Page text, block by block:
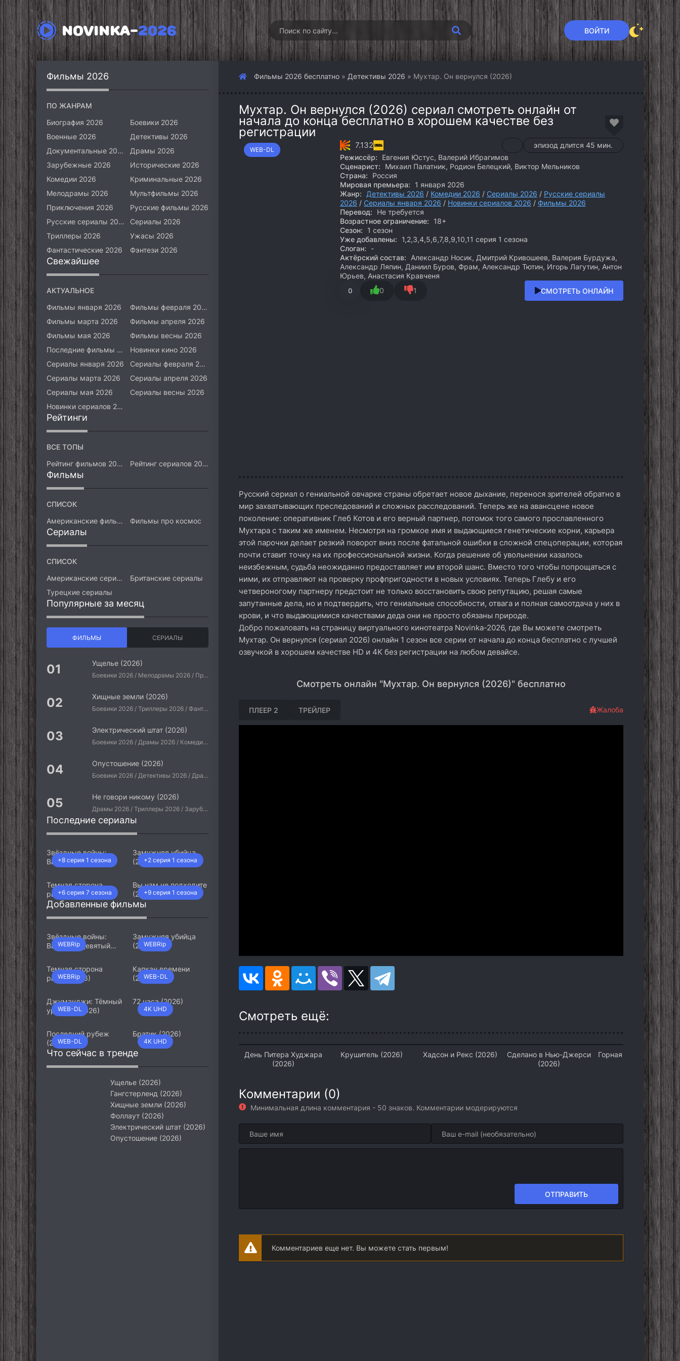
NOVINKA-2026 ВОЙТИ
Фильмы 2026 бесплатно » Детективы 2026 » Мухтар. Он вернулся (2026)
Мухтар. Он вернулся (2026) сериал смотреть онлайн от
начала до конца бесплатно в хорошем качестве без
регистрации
WEB-DL 7.132
эпизод длится 45 мин.
Режиссёр:
Евгения Юстус, Валерий Ибрагимов
Сценарист:
Михаил Палатник, Родион Белецкий, Виктор Мельников
Страна:
Россия
Мировая премьера:
1 января 2026
Жанр:
Детективы 2026 / Комедии 2026 / Сериалы 2026 / Русские сериалы
2026 / Сериалы января 2026 / Новинки сериалов 2026 / Фильмы 2026
Перевод:
Не требуется
Возрастное ограничение:
18+
Сезон:
1 сезон
Уже добавлены:
1,2,3,4,5,6,7,8,9,10,11 серия 1 сезона
Слоган:
-
Актёрский состав:
Александр Носик, Дмитрий Кривошеев, Валерия Бурдужа,
Александр Ляпин, Даниил Буров, Фрам, Александр Тютин, Игорь Лагутин, Антон
Юрьев, Анастасия Кравченя
0 0 1 СМОТРЕТЬ ОНЛАЙН
Русский сериал о гениальной овчарке страны обретает новое дыхание, перенося зрителей обратно в
мир захватывающих преследований и сложных расследований. Теперь же на авансцене новое
поколение: оперативник Глеб Котов и его верный партнер, потомок того самого прославленного
Мухтара с таким же именем. Несмотря на громкое имя и выдающиеся генетические корни, карьера
этой парочки делает резкий поворот вниз после фатальной ошибки в сложной спецоперации, которая
почти ставит точку на их профессиональной жизни. Когда решение об увольнении казалось
неизбежным, судьба неожиданно предоставляет им второй шанс. Вместо того чтобы попрощаться с
ними, их отправляют на проверку профпригодности в новых условиях. Теперь Глебу и его
четвероногому партнеру предстоит не только восстановить свою репутацию, решая самые
запутанные дела, но и подтвердить, что гениальные способности, отвага и полная самоотдача у них в
крови, и что выдающимися качествами деда они не просто обязаны природе.
Добро пожаловать на страницу виртуального кинотеатра Novinka-2026, где Вы можете смотреть
Мухтар. Он вернулся (сериал 2026) онлайн 1 сезон все серии от начала до конца бесплатно с лучшей
озвучкой в хорошем качестве HD и 4K без регистрации на любом девайсе.
Смотреть онлайн "Мухтар. Он вернулся (2026)" бесплатно
ПЛЕЕР 2 ТРЕЙЛЕР Жалоба
Смотреть ещё:
День Питера Худжара
(2026)
Крушитель (2026) Хадсон и Рекс (2026)
Сделано в Нью-Джерси
(2026)
Горная невеста (2026)
Комментарии (0)
Минимальная длина комментария - 50 знаков. Комментарии модерируются
ОТПРАВИТЬ
Комментариев еще нет. Вы можете стать первым!
Фильмы 2026
ПО ЖАНРАМ
Биография 2026
Боевики 2026
Военные 2026
Детективы 2026
Документальные 2026
Драмы 2026
Зарубежные 2026
Исторические 2026
Комедии 2026
Криминальные 2026
Мелодрамы 2026
Мультфильмы 2026
Приключения 2026
Русские фильмы 2026
Русские сериалы 2026
Сериалы 2026
Триллеры 2026
Ужасы 2026
Фантастические 2026
Фэнтези 2026
Свежайшее
АКТУАЛЬНОЕ
Фильмы января 2026
Фильмы февраля 2026
Фильмы марта 2026
Фильмы апреля 2026
Фильмы мая 2026
Фильмы весны 2026
Последние фильмы 2026
Новинки кино 2026
Сериалы января 2026
Сериалы февраля 2026
Сериалы марта 2026
Сериалы апреля 2026
Сериалы мая 2026
Сериалы весны 2026
Новинки сериалов 2026
Рейтинги
ВСЕ ТОПЫ
Рейтинг фильмов 2026
Рейтинг сериалов 2026
Фильмы
СПИСОК
Американские фильмы
Фильмы про космос
Сериалы
СПИСОК
Американские сериалы
Британские сериалы
Турецкие сериалы
Популярные за месяц
ФИЛЬМЫ СЕРИАЛЫ
Ущелье (2026)
Боевики 2026 / Мелодрамы 2026 / Приключения 2026 / Ужасы 2026 / Фантастические 2026 / Зарубежные фильмы 2026 / Американские фильмы / Фильмы 2026
Хищные земли (2026)
Боевики 2026 / Триллеры 2026 / Фантастические 2026 / Зарубежные фильмы 2026 / Американские фильмы / Фильмы 2026
Электрический штат (2026)
Боевики 2026 / Драмы 2026 / Комедии 2026 / Приключения 2026 / Фантастические 2026 / Зарубежные фильмы 2026 / Американские фильмы / Фильмы 2026
Опустошение (2026)
Боевики 2026 / Детективы 2026 / Драмы 2026 / Криминальные фильмы 2026 / Триллеры 2026 / Зарубежные фильмы 2026 / Американские фильмы / Фильмы 2026
Не говори никому (2026)
Драмы 2026 / Триллеры 2026 / Зарубежные фильмы 2026 / Американские фильмы / Фильмы 2026
Последние сериалы
+8 серия 1 сезона
Звёздные войны:
Видения. Девятый
+2 серия 1 сезона
Замужняя убийца
(2026)
+6 серия 7 сезона
Темная сторона
ринга (2026)
+9 серия 1 сезона
Вы нам не подходите
(2026)
Добавленные фильмы
WEBRip
Звёздные войны:
Видения. Девятый
WEBRip
Замужняя убийца
(2026)
WEBRip
Темная сторона
ринга (2026)
WEB-DL
Капкан времени
(2026)
WEB-DL
Джуманджи: Тёмный
уровень (2026)
4K UHD
72 часа (2026)
WEB-DL
Последний рубеж
(2026)
4K UHD
Братик (2026)
Что сейчас в тренде
Ущелье (2026)
Гангстерленд (2026)
Хищные земли (2026)
Фоллаут (2026)
Электрический штат (2026)
Опустошение (2026)